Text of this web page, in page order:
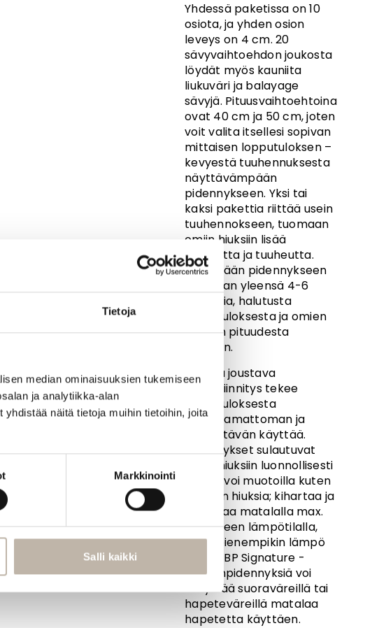
Tietoja
median ominaisuuksien tukemiseen
ja analytiikka-alan
näitä tietoja muihin tietoihin, joita
Markkinointi
Salli kaikki
Yhdessä paketissa on 10
osiota, ja yhden osion
leveys on 4 cm. 20
sävyvaihtoehdon joukosta
löydät myös kauniita
liukuväri ja balayage
sävyjä. Pituusvaihtoehtoina
ovat 40 cm ja 50 cm, joten
voit valita itsellesi sopivan
mittaisen lopputuloksen –
kevyestä tuuhennuksesta
näyttävämpään
pidennykseen. Yksi tai
kaksi pakettia riittää usein
tuuhennokseen, tuomaan
omiin hiuksiin lisää
runsautta ja tuuheutta.
Koko pään pidennykseen
tarvitaan yleensä 4-6
pakettia, halutusta
lopputuloksesta ja omien
hiusten pituudesta
riippuen.
Ohut ja joustava
teippikiinnitys tekee
lopputuloksesta
huomaamattoman ja
miellyttävän käyttää.
Pidennykset sulautuvat
omiin hiuksiin luonnollisesti
ja niitä voi muotoilla kuten
omiakin hiuksia; kihartaa ja
suoristaa matalalla max.
180 asteen lämpötilalla,
usein pienempikin lämpö
riittää. BP Signature -
hiustenpidennyksiä voi
sävyttää suoraväreillä tai
hapeteväreillä matalaa
hapetetta käyttäen.